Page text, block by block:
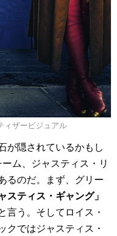
ィザービジュアル
が隠されているかもし
ム、ジャスティス・リ
るのだ。まず、グリー
スティス・ギャング」
言う。そしてロイス・
クではジャスティス・